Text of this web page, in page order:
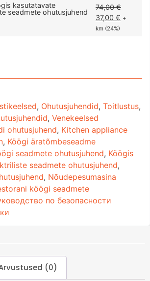
kasutatavate
seadmete ohutusjuhend
74,00€
37,00 € +
km (24%)
, Ohutusjuhendid, Toitlustus,
, Venekeelsed
ohutusjuhend, Kitchen appliance
, Köögi äratõmbeseadme
seadmete ohutusjuhend, Köögis
seadmete ohutusjuhend,
, Nõudepesumasina
köögi seadmete
по безопасности
(0)